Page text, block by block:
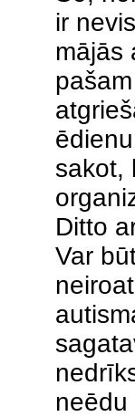
ir
mājās
sakot,
Ditto
Var
neēdu